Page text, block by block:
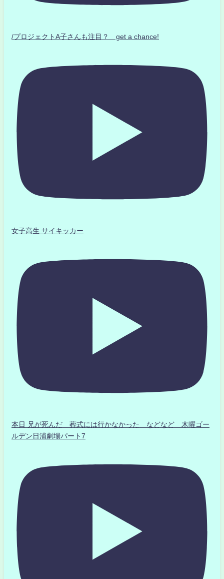
/プロジェクトA子さんも注目？ get a chance!
女子高生 サイキッカー
本日 兄が死んだ 葬式には行かなかった などなど 木曜ゴー
ルデン日浦劇場パート7